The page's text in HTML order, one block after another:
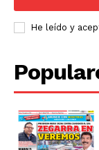
He leído y